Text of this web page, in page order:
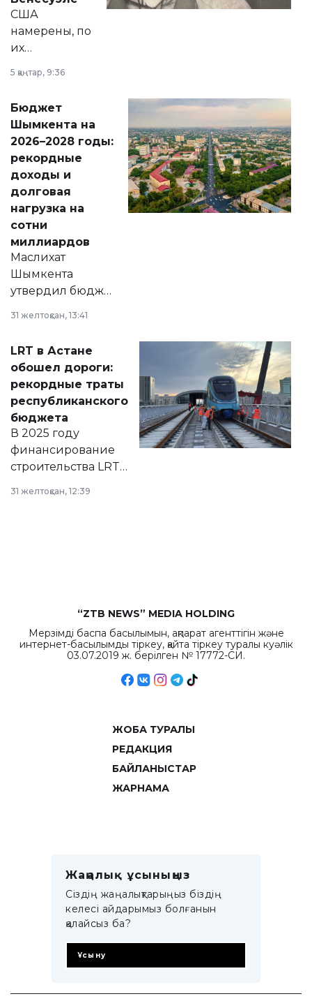
США
намерены, по
их
принести
народу
Венесуэлы.
5 қаңтар, 9:36
Бюджет
Шымкента на
2026–2028 годы:
рекордные
доходы и
долговая
нагрузка на
сотни
миллиардов
Маслихат
Шымкента
утвердил бюджет
2028 годы.
документ
появился в базе
нормативных
правовых актов и
на сайте маслихат
города.
31 желтоқсан, 13:41
LRT в Астане
обошел дороги:
рекордные траты
республиканского
бюджета
В 2025 году
финансирование
строительства LRT
республиканского
31 желтоқсан, 12:39
“ZTB NEWS” MEDIA HOLDING
Мерзімді баспа басылымын, ақпарат агенттігін және
интернет-басылымды тіркеу, қайта тіркеу туралы куәлік
03.07.2019 ж. берілген № 17772-СИ.
ЖОБА ТУРАЛЫ
РЕДАКЦИЯ
БАЙЛАНЫСТАР
ЖАРНАМА
Жаңалық ұсыныңыз
Сіздің жаңалықтарыңыз біздің
келесі айдарымыз болғанын
қалайсыз ба?
Ұсыну